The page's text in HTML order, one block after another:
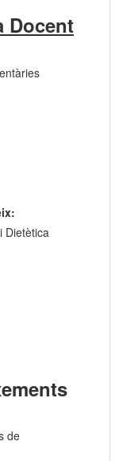
Docent
Dietètica
de